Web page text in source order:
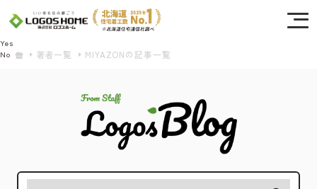
著者一覧 MIYAZONの記事一覧
Cookie を使用して、お客様の活動を追跡してもよろしいですか? 当社ではお客様の
プライバシーを極めて重視しています。詳細について、およびご質問がある場合
は、当社のプライバシーポリシーをご覧ください。
Yes
No